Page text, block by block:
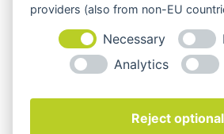
providers (also from non-EU
Necessary
Analytics
Reject optional